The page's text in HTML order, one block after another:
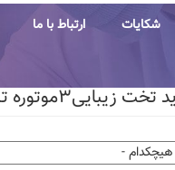
شکایات ارتباط با ما
تزریق بوتاکس(قیمت+مشخصات)